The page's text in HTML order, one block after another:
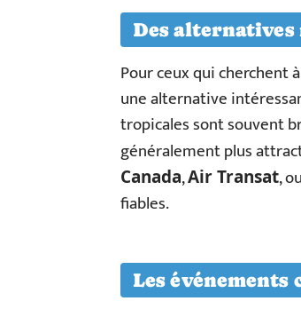
Des alternatives
Pour ceux qui cherchent
une alternative
tropicales sont souvent
généralement plus
Canada,Air Transat, ou
fiables.
Les